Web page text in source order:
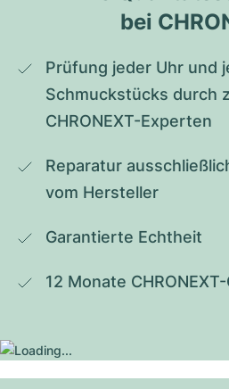
bei
Prüfung jeder Uhr und
Schmuckstücks durch
CHRONEXT-Experten
Reparatur
vom Hersteller
Garantierte Echtheit
12 Monate